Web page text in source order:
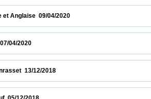
et Anglaise  09/04/2020
07/04/2020
13/12/2018